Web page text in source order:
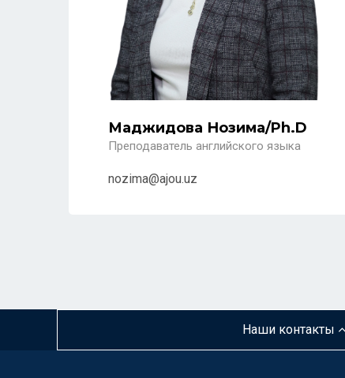
Маджидова Нозима/Ph.D
Преподаватель английского языка
nozima@ajou.uz
Наши контакты